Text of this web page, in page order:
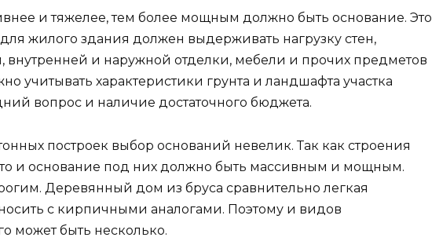
и тяжелее, тем более мощным должно быть основание. Это
жилого здания должен выдерживать нагрузку стен,
внутренней и наружной отделки, мебели и прочих предметов
учитывать характеристики грунта и ландшафта участка
вопрос и наличие достаточного бюджета.
построек выбор оснований невелик. Так как строения
то и основание под них должно быть массивным и мощным.
Деревянный дом из бруса сравнительно легкая
с кирпичными аналогами. Поэтому и видов
может быть несколько.